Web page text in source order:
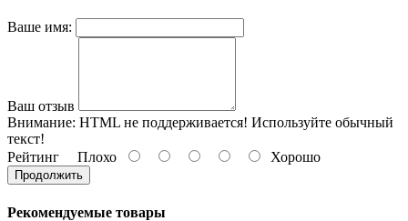
Ваше имя:
Ваш отзыв
Внимание: HTML не поддерживается! Используйте обычный
текст!
Рейтинг Плохо Хорошо
Продолжить
Рекомендуемые товары